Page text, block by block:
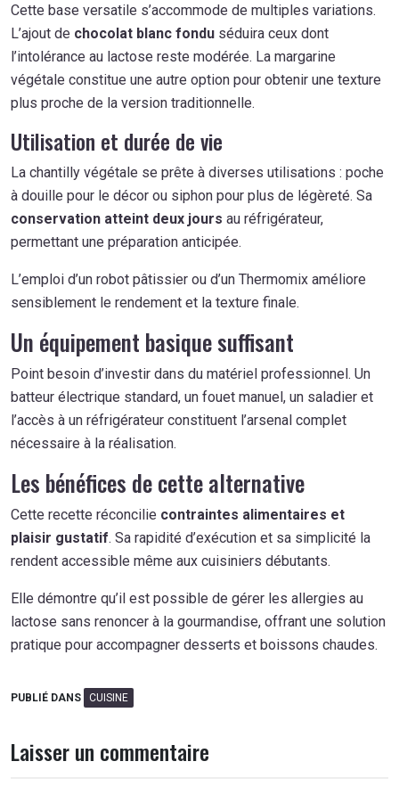
Cette base versatile s’accommode de multiples variations.
L’ajout de chocolat blanc fondu séduira ceux dont
l’intolérance au lactose reste modérée. La margarine
végétale constitue une autre option pour obtenir une texture
plus proche de la version traditionnelle.
Utilisation et durée de vie
La chantilly végétale se prête à diverses utilisations : poche
à douille pour le décor ou siphon pour plus de légèreté. Sa
conservation atteint deux jours au réfrigérateur,
permettant une préparation anticipée.
L’emploi d’un robot pâtissier ou d’un Thermomix améliore
sensiblement le rendement et la texture finale.
Un équipement basique suffisant
Point besoin d’investir dans du matériel professionnel. Un
batteur électrique standard, un fouet manuel, un saladier et
l’accès à un réfrigérateur constituent l’arsenal complet
nécessaire à la réalisation.
Les bénéfices de cette alternative
Cette recette réconcilie contraintes alimentaires et
plaisir gustatif. Sa rapidité d’exécution et sa simplicité la
rendent accessible même aux cuisiniers débutants.
Elle démontre qu’il est possible de gérer les allergies au
lactose sans renoncer à la gourmandise, offrant une solution
pratique pour accompagner desserts et boissons chaudes.
PUBLIÉ DANS CUISINE
Laisser un commentaire